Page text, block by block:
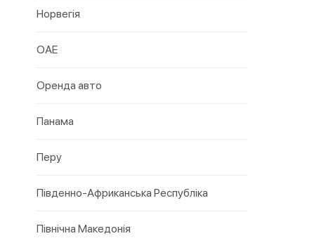
Норвегія
ОАЕ
Оренда авто
Панама
Перу
Південно-Африканська Республіка
Північна Македонія